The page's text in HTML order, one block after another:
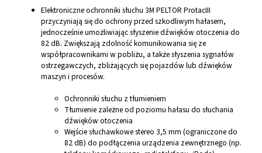
Elektroniczne ochronniki słuchu 3M PELTOR ProtacIII
przyczyniają się do ochrony przed szkodliwym hałasem,
jednocześnie umożliwiając słyszenie dźwięków otoczenia do
82 dB. Zwiększają zdolność komunikowania się ze
współpracownikami w pobliżu, a także słyszenia sygnałów
ostrzegawczych, zbliżających się pojazdów lub dźwięków
maszyn i procesów.
Ochronniki słuchu z tłumieniem
Tłumienie zależne od poziomu hałasu do słuchania
dźwięków otoczenia
Wejście słuchawkowe stereo 3,5 mm (ograniczone do
82 dB) do podłączenia urządzenia zewnętrznego (np.